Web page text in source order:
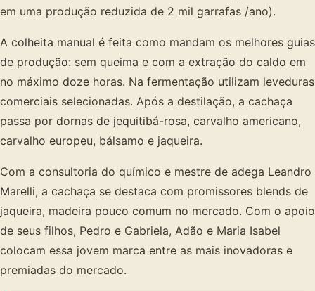
em uma produção reduzida de 2 mil garrafas /ano).
A colheita manual é feita como mandam os melhores guias
de produção: sem queima e com a extração do caldo em
no máximo doze horas. Na fermentação utilizam leveduras
comerciais selecionadas. Após a destilação, a cachaça
passa por dornas de jequitibá-rosa, carvalho americano,
carvalho europeu, bálsamo e jaqueira.
Com a consultoria do químico e mestre de adega Leandro
Marelli, a cachaça se destaca com promissores blends de
jaqueira, madeira pouco comum no mercado. Com o apoio
de seus filhos, Pedro e Gabriela, Adão e Maria Isabel
colocam essa jovem marca entre as mais inovadoras e
premiadas do mercado.